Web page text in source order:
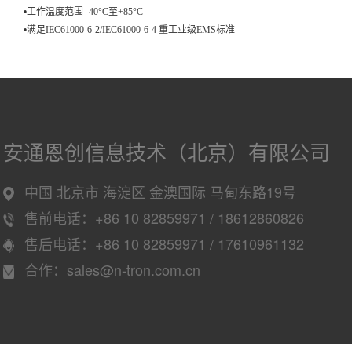
•工作温度范围 -40°C至+85°C
•满足IEC61000-6-2/IEC61000-6-4 重工业级EMS标准
安通恩创信息技术（北京）有限公司
中国 北京市 海淀区 金澳国际 马甸东路19号
售前电话：+86 10 82859971 / 18612860826
售后电话：+86 10 82859971 / 17610961132
合作：sales@n-tron.com.cn